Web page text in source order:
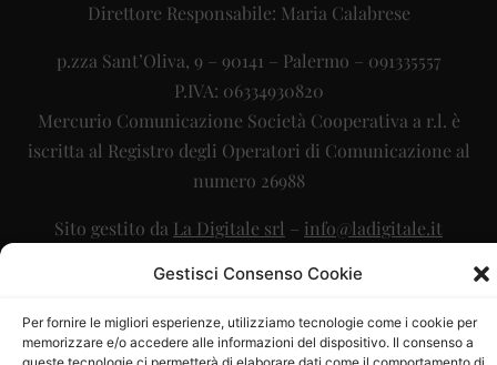
Gestisci Consenso Cookie
Per fornire le migliori esperienze, utilizziamo tecnologie come i cookie per
memorizzare e/o accedere alle informazioni del dispositivo. Il consenso a
Direttore Responsabile: Maria Calabrese
p.zza Sant’Oliva, 9 – 90141 – Palermo – 091335557
P.IVA: 06334930820
Mercurio Comunicazione Società Cooperativa a r.l. è
iscritta al Registro degli Operatori di Comunicazione al
numero 26988
Sito gestito da La Digitale srl – info@ladigitale.it